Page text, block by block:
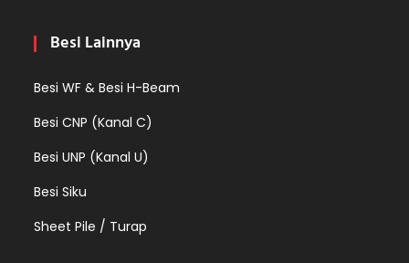
Besi Lainnya
Besi WF & Besi H-Beam
Besi CNP (Kanal C)
Besi UNP (Kanal U)
Besi Siku
Sheet Pile / Turap